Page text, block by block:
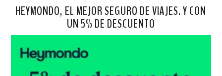
HEYMONDO, EL MEJOR SEGURO DE VIAJES. Y CON
UN 5% DE DESCUENTO